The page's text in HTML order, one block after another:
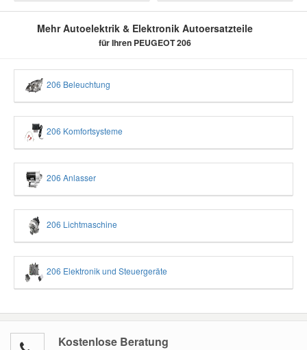
Mehr Autoelektrik & Elektronik Autoersatzteile
für Ihren PEUGEOT 206
206 Beleuchtung
206 Komfortsysteme
206 Anlasser
206 Lichtmaschine
206 Elektronik und Steuergeräte
Kostenlose Beratung